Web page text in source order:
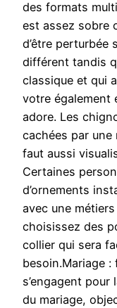
des formats
est assez sobre
d’être perturbée
différent tandis
classique et qui
votre également
adore. Les
cachées par une
faut aussi
Certaines
d’ornements
avec une
choisissez des
collier qui sera
besoin.Mariage :
s’engagent pour
du mariage,